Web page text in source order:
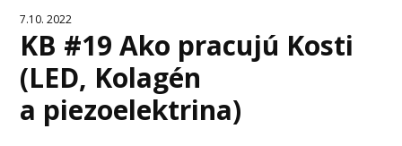
7.10. 2022
KB #19 Ako pracujú Kosti
(LED, Kolagén
a piezoelektrina)